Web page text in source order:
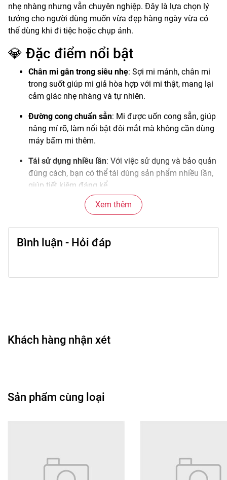
nhẹ nhàng nhưng vẫn chuyên nghiệp. Đây là lựa chọn lý
tưởng cho người dùng muốn vừa đẹp hàng ngày vừa có
thể dùng khi đi tiệc hoặc chụp ảnh.
💎 Đặc điểm nổi bật
Chân mi gân trong siêu nhẹ: Sợi mi mảnh, chân mi
trong suốt giúp mi giả hòa hợp với mi thật, mang lại
cảm giác nhẹ nhàng và tự nhiên.
Đường cong chuẩn sẵn: Mi được uốn cong sẵn, giúp
nâng mí rõ, làm nổi bật đôi mắt mà không cần dùng
máy bấm mi thêm.
Tái sử dụng nhiều lần: Với việc sử dụng và bảo quản
đúng cách, bạn có thể tái dùng sản phẩm nhiều lần,
giúp tiết kiệm đáng kể.
Dễ gắn và linh hoạt: Thiết kế thuận tiện để bạn có thể
tỉa theo viền mí cho vừa vặn, gắn nhanh chóng mà
không cần nhiều thời gian chuẩn bị.
Tlook tự nhiên, sang trọng
Hỗ trợ cho lớp trang điểm trở nên hoàn thiện hơn,
Giúp khắc phục việc mi thật thưa hoặc ngắn, mang
lại vẻ dài mi, cong và đều.
Có thể kết hợp với mascara và kẹp mi để tăng mức
độ nổi bật nếu muốn.
Xem thêm
Bình luận - Hỏi đáp
Khách hàng nhận xét
Sản phẩm cùng loại